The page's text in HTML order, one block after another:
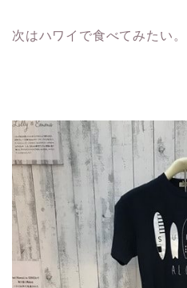
次はハワイで食べてみたい。